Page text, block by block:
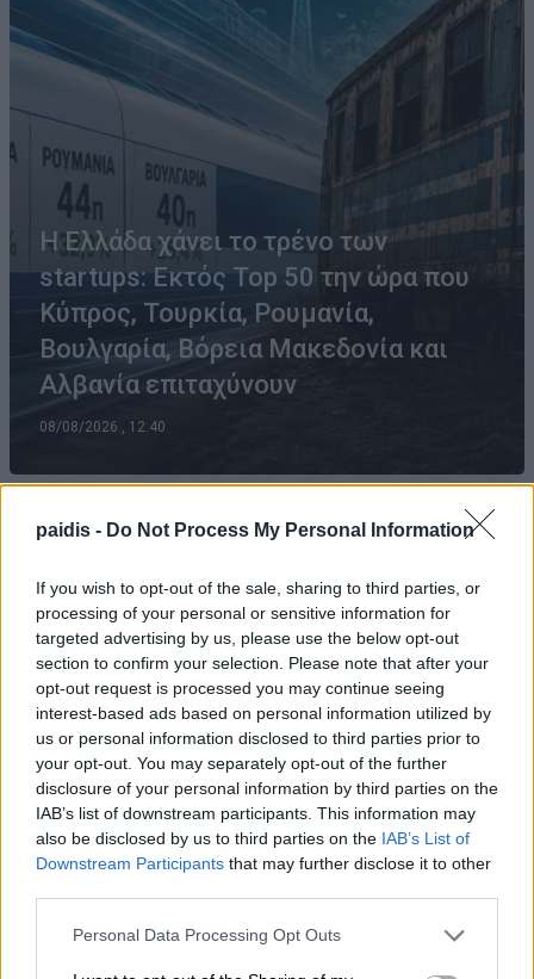
paidis - Do Not Process My Personal Information
If you wish to opt-out of the sale, sharing to third parties, or
processing of your personal or sensitive information for
targeted advertising by us, please use the below opt-out
section to confirm your selection. Please note that after your
opt-out request is processed you may continue seeing
interest-based ads based on personal information utilized by
us or personal information disclosed to third parties prior to
your opt-out. You may separately opt-out of the further
disclosure of your personal information by third parties on the
IAB’s list of downstream participants. This information may
also be disclosed by us to third parties on the IAB’s List of
Downstream Participants that may further disclose it to other
Personal Data Processing Opt Outs
Η Ελλάδα χάνει το τρένο των
startups: Εκτός Top 50 την ώρα που
Κύπρος, Τουρκία, Ρουμανία,
Βουλγαρία, Βόρεια Μακεδονία και
Αλβανία επιταχύνουν
08/08/2026 , 12:40
Συναγερμός για φωτιά σε σπίτι στον
08/08/2026 , 12:05
Χρ. Καπετάνος: «Ένα αίτημα 25 ετών
γίνεται πράξη. Εξασφαλίστηκε η
χρηματοδότηση 1,2 εκατ. € για το
Δημοτικό Κτίριο Συκουρίου»
08/08/2026 , 10:53
«Πόσα θέλεις για το κορίτσι;»: Τουρίστας
στην Κρήτη ζητά… τιμή για να ασελγήσει
σε ανήλικη, τι καταγγέλλει ο ιδιοκτήτης